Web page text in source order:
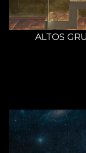
ALTOS